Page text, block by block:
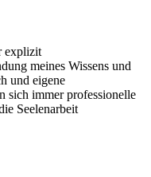
explizit
meines Wissens und
und eigene
sich immer professionelle
Seelenarbeit